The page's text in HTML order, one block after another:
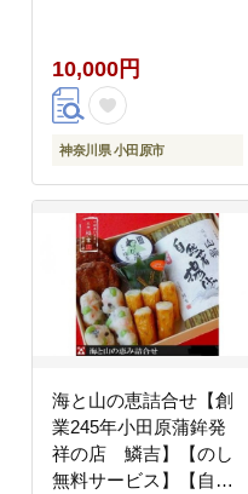
お中元 お歳暮 父の日
母の日 誕生日 自宅用
贈答品 贈答用 朝食 バ
ーベキュー 神奈川県 小
10,000円
神奈川県 小田原市
海と山の恵詰合せ【創
業245年小田原蒲鉾発
祥の店 鱗吉】【のし
無料サービス】【自然